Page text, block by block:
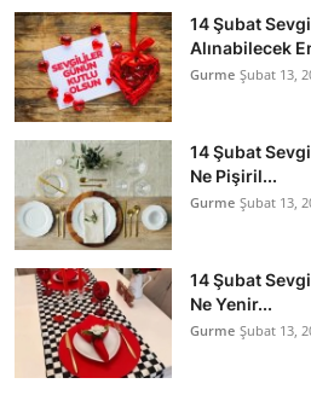
14 Şubat
Alınabilecek
Gurme Şubat 13,
14 Şubat
Ne Pişiril...
Gurme Şubat 13,
14 Şubat
Ne Yenir...
Gurme Şubat 13,